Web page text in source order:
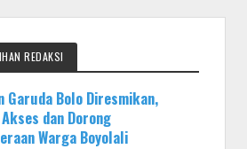
REDAKSI
Garuda Bolo Diresmikan,
dan Dorong
Warga Boyolali